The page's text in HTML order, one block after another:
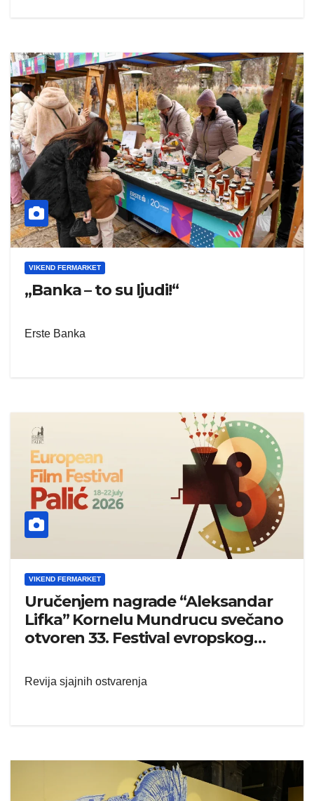
VIKEND FERMARKET
„Banka – to su ljudi!“
Erste Banka
VIKEND FERMARKET
Uručenjem nagrade “Aleksandar
Lifka” Kornelu Mundrucu svečano
otvoren 33. Festival evropskog
Revija sjajnih ostvarenja